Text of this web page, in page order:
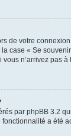
de votre
case « Se
n’arrivez pas
par phpBB 3.2
a